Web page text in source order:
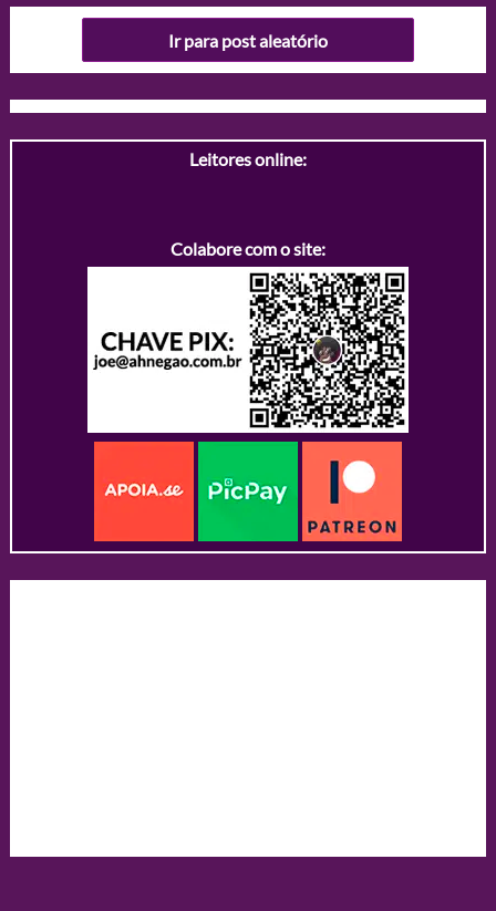
Ir para post aleatório
Leitores online:
Colabore com o site: